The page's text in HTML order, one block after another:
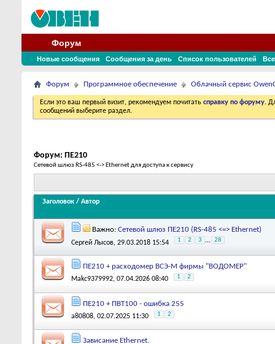
Форум
Новые сообщения Сообщения за день Список пользователей
Форум Программное обеспечение Облачный сервис
Если это ваш первый визит, рекомендуем почитать справку по форуму.
сообщений выберите раздел.
Форум: ПЕ210
Сетевой шлюз RS-485 <-> Ethernet для доступа к сервису
Заголовок / Автор
Важно: Сетевой шлюз ПЕ210 (RS-485 <=> Ethernet)
Сергей Лысов, 29.03.2018 15:54 1 2 3 ... 28
ПЕ210 + расходомер ВСЭ-М фирмы "ВОДОМЕР"
Makc9379992, 07.04.2026 08:40 1 2
ПЕ210 + ПВТ100 - ошибка 255
a80808, 02.07.2025 11:30 1 2
Зависание Ethernet.